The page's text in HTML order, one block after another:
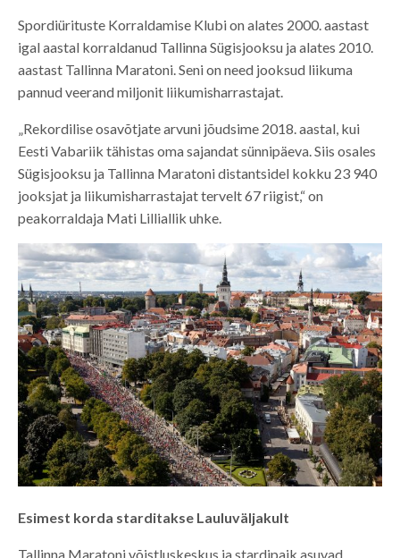
Spordiürituste Korraldamise Klubi on alates 2000. aastast
igal aastal korraldanud Tallinna Sügisjooksu ja alates 2010.
aastast Tallinna Maratoni. Seni on need jooksud liikuma
pannud veerand miljonit liikumisharrastajat.
„Rekordilise osavõtjate arvuni jõudsime 2018. aastal, kui
Eesti Vabariik tähistas oma sajandat sünnipäeva. Siis osales
Sügisjooksu ja Tallinna Maratoni distantsidel kokku 23 940
jooksjat ja liikumisharrastajat tervelt 67 riigist,“ on
peakorraldaja Mati Lilliallik uhke.
Esimest korda starditakse Lauluväljakult
Tallinna Maratoni võistluskeskus ja stardipaik asuvad